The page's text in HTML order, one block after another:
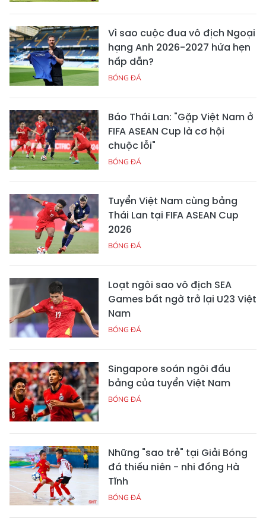
Vì sao cuộc đua vô địch Ngoại
hạng Anh 2026-2027 hứa hẹn
hấp dẫn?
BÓNG ĐÁ
Báo Thái Lan: "Gặp Việt Nam ở
FIFA ASEAN Cup là cơ hội
chuộc lỗi"
BÓNG ĐÁ
Tuyển Việt Nam cùng bảng
Thái Lan tại FIFA ASEAN Cup
2026
BÓNG ĐÁ
Loạt ngôi sao vô địch SEA
Games bất ngờ trở lại U23 Việt
Nam
BÓNG ĐÁ
Singapore soán ngôi đầu
bảng của tuyển Việt Nam
BÓNG ĐÁ
Những "sao trẻ" tại Giải Bóng
đá thiếu niên - nhi đồng Hà
Tĩnh
BÓNG ĐÁ